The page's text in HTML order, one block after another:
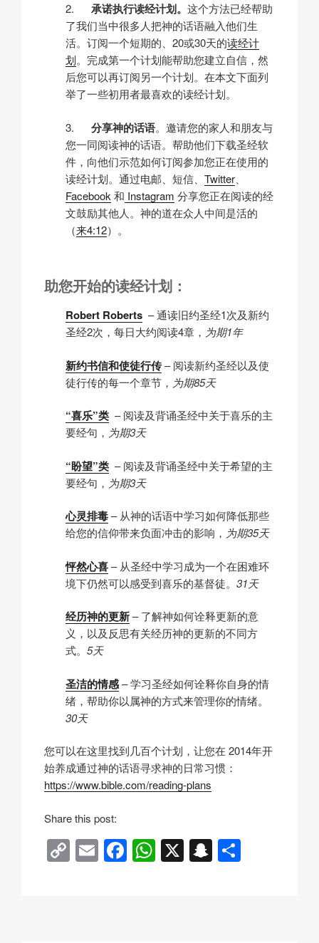
2. 承诺执行读经计划。 这个方法已经帮助
了我们当中很多人把神的话语融入他们生
活。订阅一个短期的、20或30天的读经计
划。完成第一个计划能帮助您建立自信，然
后您可以再订阅另一个计划。在本文下面列
举了一些初用者最喜欢的读经计划。
3. 分享神的话语。邀请您的家人和朋友与
您一同阅读神的话语。帮助他们下载圣经软
件，向他们示范如何订阅参加您正在使用的
读经计划。通过电邮、短信、 Twitter
Facebook 和 Instagram 分享您正在阅读的经
文鼓励其他人。神的道在众人中间是活的
（来4:12）。
助您开始的读经计划：
Robert Roberts – 通读旧约圣经1次及新约
圣经2次，每日大约阅读4章， 为期1年
新约书信和使徒行传– 阅读新约圣经以及使
徒行传的每一个章节， 为期85天
“喜乐”类 – 阅读及背诵圣经中关于喜乐的主
要经句， 为期3天
“盼望”类 – 阅读及背诵圣经中关于希望的主
要经句， 为期3天
心灵排毒– 从神的话语中学习如何降低那些
给您的信仰带来负面冲击的影响， 为期35天
怦然心喜– 从圣经中学习成为一个在困难环
境下仍然可以感受到喜乐的基督徒。 31天
经历神的更新– 了解神如何诠释更新的意
义，以及反思有关经历神的更新的不同方
式。 5天
圣洁的情感– 学习圣经如何诠释你自身的情
绪，帮助你以属神的方式来管理你的情绪。
30天
您可以在这里找到几百个计划，让您在 2014年开
始养成通过神的话语寻求神的日常习惯：
https://www.bible.com/reading-plans
h
Share this post:
C
o
E
m
F
a
W
h
X S
n